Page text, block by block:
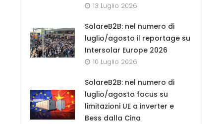
13 Luglio 2026
SolareB2B: nel numero di
luglio/agosto il reportage su
Intersolar Europe 2026
10 Luglio 2026
SolareB2B: nel numero di
luglio/agosto focus su
limitazioni UE a inverter e
Bess dalla Cina